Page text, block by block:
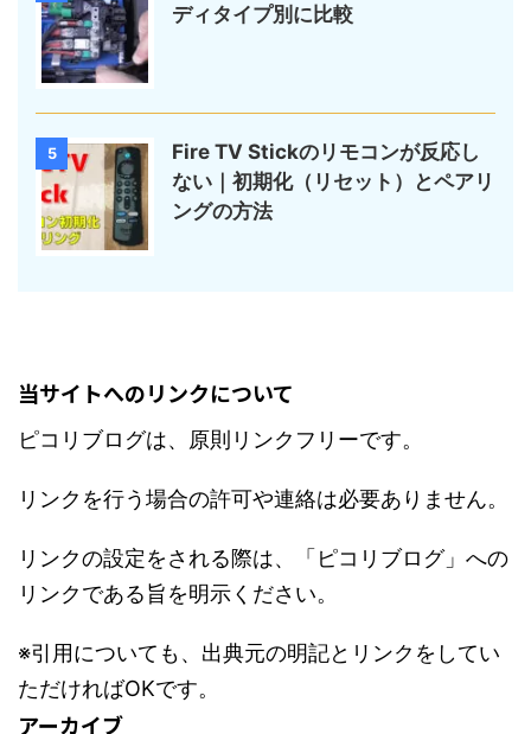
ディタイプ別に比較
5
Fire TV Stickのリモコンが反応し
ない｜初期化（リセット）とペアリ
ングの方法
当サイトへのリンクについて
ピコリブログは、原則リンクフリーです。
リンクを行う場合の許可や連絡は必要ありません。
リンクの設定をされる際は、「ピコリブログ」への
リンクである旨を明示ください。
※引用についても、出典元の明記とリンクをしてい
ただければOKです。
アーカイブ